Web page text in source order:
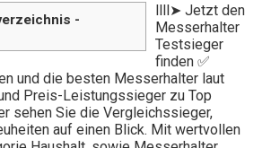
-
llll➤ Jetzt den
Messerhalter
Testsieger
finden ✅
und die besten Messerhalter laut
Preis-Leistungssieger zu Top
sehen Sie die Vergleichssieger,
auf einen Blick. Mit wertvollen